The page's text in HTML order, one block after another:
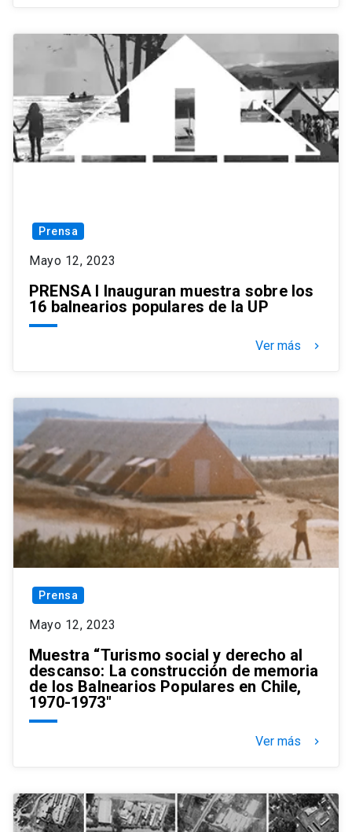
Prensa
Mayo 12, 2023
PRENSA I Inauguran muestra sobre los
16 balnearios populares de la UP
Ver más keyboard_arrow_right
Prensa
Mayo 12, 2023
Muestra “Turismo social y derecho al
descanso: La construcción de memoria
de los Balnearios Populares en Chile,
1970-1973″
Ver más keyboard_arrow_right